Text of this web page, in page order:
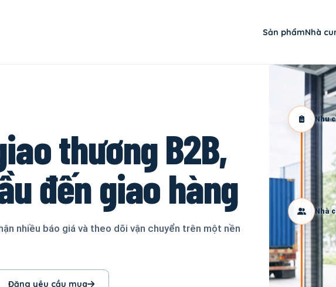
Sản phẩmNhà
thương B2B,
đến giao hàng
nhiều báo giá và theo dõi vận chuyển trên một nền
Đăng yêu cầu mua
Nhu
Nhà